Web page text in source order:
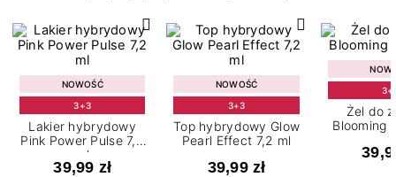
NOWOŚĆ
3+3
Lakier hybrydowy
Pink Power Pulse 7,2
ml
39,99 zł
NOWOŚĆ
3+3
Top hybrydowy Glow
Pearl Effect 7,2 ml
39,99 zł
Żel do
Blooming